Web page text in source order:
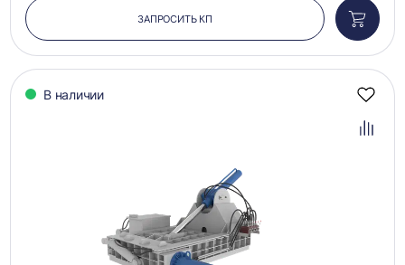
ЗАПРОСИТЬ КП
в
В наличии